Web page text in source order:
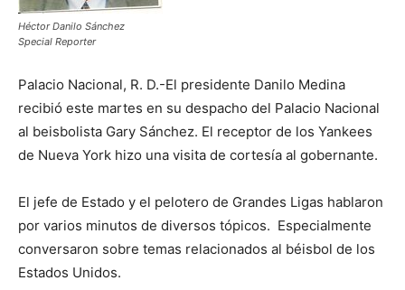
Héctor Danilo Sánchez
Special Reporter
Palacio Nacional, R. D.-El presidente Danilo Medina
recibió este martes en su despacho del Palacio Nacional
al beisbolista Gary Sánchez. El receptor de los Yankees
de Nueva York hizo una visita de cortesía al gobernante.
El jefe de Estado y el pelotero de Grandes Ligas hablaron
por varios minutos de diversos tópicos. Especialmente
conversaron sobre temas relacionados al béisbol de los
Estados Unidos.